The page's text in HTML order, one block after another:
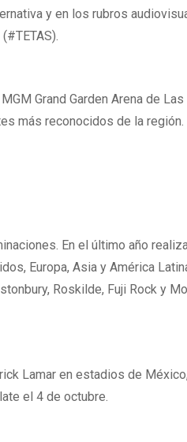
y en los rubros
Grand Garden Arena de
más reconocidos de la región.
En el último año
Europa, Asia y América
Roskilde, Fuji Rock y
Lamar en estadios de
el 4 de octubre.